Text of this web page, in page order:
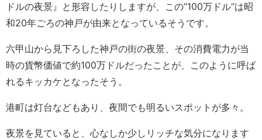
ドルの夜景』と形容したりしますが、この”100万ドル”は昭
和20年ごろの神戸が由来となっているそうです。
六甲山から見下ろした神戸の街の夜景、その消費電力が当
時の貨幣価値で約100万ドルだったことが、このように呼ば
れるキッカケとなったそう。
港町は灯台などもあり、夜間でも明るいスポットが多々。
夜景を見ていると、心なしか少しリッチな気分になります